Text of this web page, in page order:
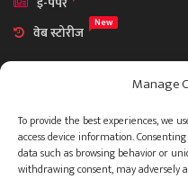
Manage
To provide the best experiences, we
access device information.
data such as browsing behavior or
withdrawing consent, may
वेब स्टोरीज New
आमच्या विषयी
संपर्क